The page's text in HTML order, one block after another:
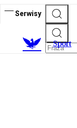
Serwisy
Sport